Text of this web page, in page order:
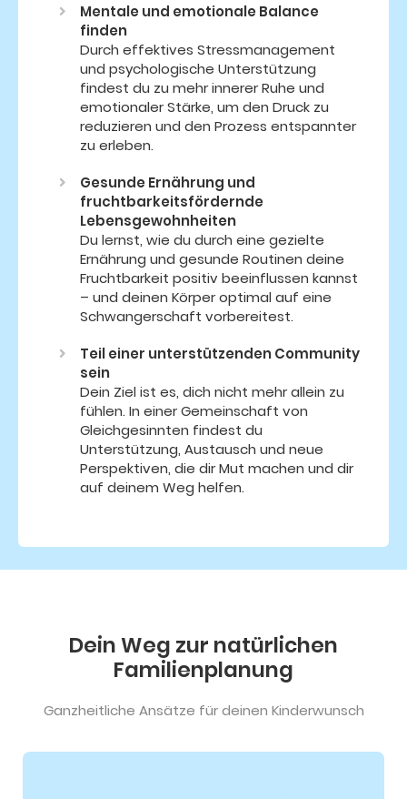
Mentale und emotionale Balance
finden
Durch effektives Stressmanagement
und psychologische Unterstützung
findest du zu mehr innerer Ruhe und
emotionaler Stärke, um den Druck zu
reduzieren und den Prozess entspannter
zu erleben.
Gesunde Ernährung und
fruchtbarkeitsfördernde
Lebensgewohnheiten
Du lernst, wie du durch eine gezielte
Ernährung und gesunde Routinen deine
Fruchtbarkeit positiv beeinflussen kannst
– und deinen Körper optimal auf eine
Schwangerschaft vorbereitest.
Teil einer unterstützenden Community
sein
Dein Ziel ist es, dich nicht mehr allein zu
fühlen. In einer Gemeinschaft von
Gleichgesinnten findest du
Unterstützung, Austausch und neue
Perspektiven, die dir Mut machen und dir
auf deinem Weg helfen.
Dein Weg zur natürlichen
Familienplanung
Ganzheitliche Ansätze für deinen Kinderwunsch